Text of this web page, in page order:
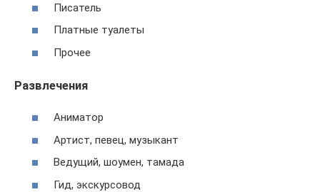
Писатель
Платные туалеты
Прочее
Развлечения
Аниматор
Артист, певец, музыкант
Ведущий, шоумен, тамада
Гид, экскурсовод